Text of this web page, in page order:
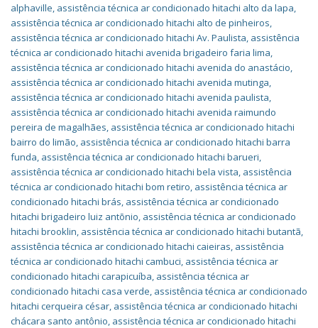
alphaville, assistência técnica ar condicionado hitachi alto da lapa,
assistência técnica ar condicionado hitachi alto de pinheiros,
assistência técnica ar condicionado hitachi Av. Paulista, assistência
técnica ar condicionado hitachi avenida brigadeiro faria lima,
assistência técnica ar condicionado hitachi avenida do anastácio,
assistência técnica ar condicionado hitachi avenida mutinga,
assistência técnica ar condicionado hitachi avenida paulista,
assistência técnica ar condicionado hitachi avenida raimundo
pereira de magalhães, assistência técnica ar condicionado hitachi
bairro do limão, assistência técnica ar condicionado hitachi barra
funda, assistência técnica ar condicionado hitachi barueri,
assistência técnica ar condicionado hitachi bela vista, assistência
técnica ar condicionado hitachi bom retiro, assistência técnica ar
condicionado hitachi brás, assistência técnica ar condicionado
hitachi brigadeiro luiz antõnio, assistência técnica ar condicionado
hitachi brooklin, assistência técnica ar condicionado hitachi butantã,
assistência técnica ar condicionado hitachi caieiras, assistência
técnica ar condicionado hitachi cambuci, assistência técnica ar
condicionado hitachi carapicuíba, assistência técnica ar
condicionado hitachi casa verde, assistência técnica ar condicionado
hitachi cerqueira césar, assistência técnica ar condicionado hitachi
chácara santo antônio, assistência técnica ar condicionado hitachi